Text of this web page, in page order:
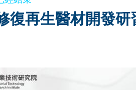
復再生醫材開發研